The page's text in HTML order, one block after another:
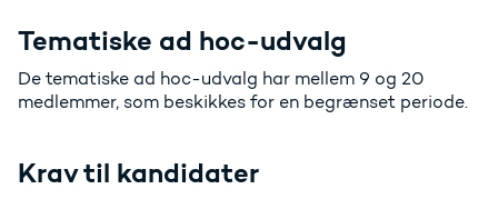
Tematiske ad hoc-udvalg
De tematiske ad hoc-udvalg har mellem 9 og 20
medlemmer, som beskikkes for en begrænset periode.
Krav til kandidater